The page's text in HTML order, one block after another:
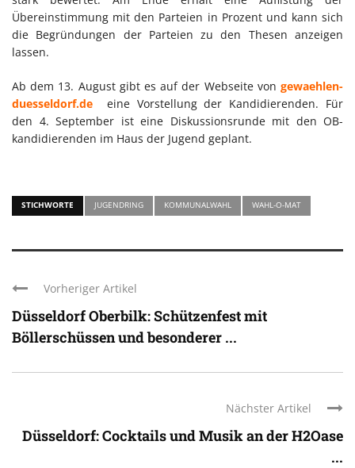
Übereinstimmung mit den Parteien in Prozent und kann sich
die Begründungen der Parteien zu den Thesen anzeigen
lassen.
Ab dem 13. August gibt es auf der Webseite von gewaehlen-
duesseldorf.de eine Vorstellung der Kandidierenden. Für
den 4. September ist eine Diskussionsrunde mit den OB-
kandidierenden im Haus der Jugend geplant.
STICHWORTE JUGENDRING KOMMUNALWAHL WAHL-O-MAT
Vorheriger Artikel
Düsseldorf Oberbilk: Schützenfest mit
Böllerschüssen und besonderer ...
Nächster Artikel
Düsseldorf: Cocktails und Musik an der H2Oase
...